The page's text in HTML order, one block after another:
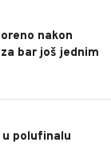
nakon
bar još jednim
polufinalu